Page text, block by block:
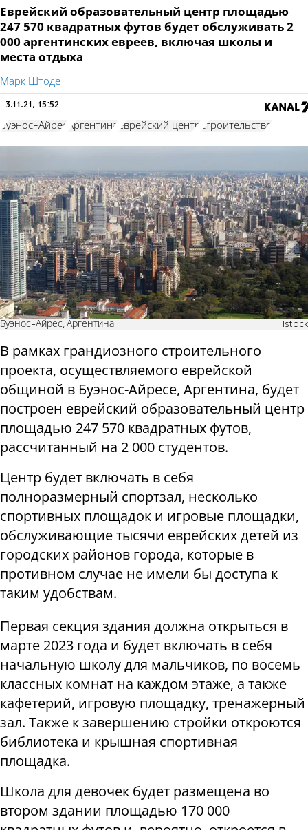
Еврейский образовательный центр площадью
247 570 квадратных футов будет обслуживать 2
000 аргентинских евреев, включая школы и
места отдыха
Марк Штоде
3.11.21, 15:52
Буэнос-Айрес Аргентина еврейский центр строительство
Буэнос-Айрес, Аргентина Istock
В рамках грандиозного строительного
проекта, осуществляемого еврейской
общиной в Буэнос-Айресе, Аргентина, будет
построен еврейский образовательный центр
площадью 247 570 квадратных футов,
рассчитанный на 2 000 студентов.
Центр будет включать в себя
полноразмерный спортзал, несколько
спортивных площадок и игровые площадки,
обслуживающие тысячи еврейских детей из
городских районов города, которые в
противном случае не имели бы доступа к
таким удобствам.
Первая секция здания должна открыться в
марте 2023 года и будет включать в себя
начальную школу для мальчиков, по восемь
классных комнат на каждом этаже, а также
кафетерий, игровую площадку, тренажерный
зал. Также к завершению стройки откроются
библиотека и крышная спортивная
площадка.
Школа для девочек будет размещена во
втором здании площадью 170 000